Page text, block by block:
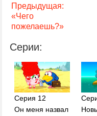
Предыдущая:
«Чего
пожелаешь?»
Серии:
Серия 12
Он меня назвал